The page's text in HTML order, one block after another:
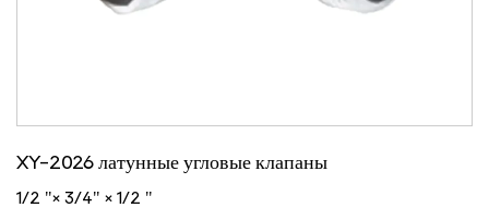
XY-2026 латунные угловые клапаны
1/2 "× 3/4" × 1/2 "